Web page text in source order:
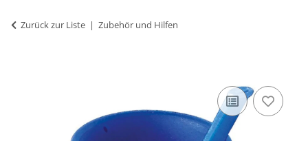
Zurück zur Liste Zubehör und Hilfen